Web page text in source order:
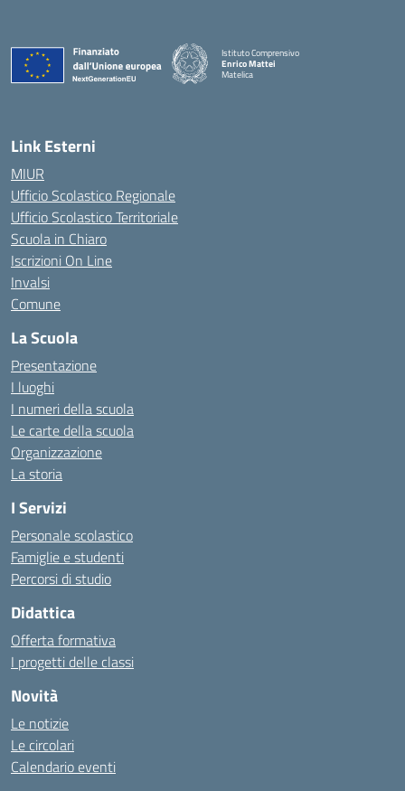
Istituto Comprensivo
Enrico Mattei
Matelica
Link Esterni
MIUR
Ufficio Scolastico Regionale
Ufficio Scolastico Territoriale
Scuola in Chiaro
Iscrizioni On Line
Invalsi
Comune
La Scuola
Presentazione
I luoghi
I numeri della scuola
Le carte della scuola
Organizzazione
La storia
I Servizi
Personale scolastico
Famiglie e studenti
Percorsi di studio
Didattica
Offerta formativa
I progetti delle classi
Novità
Le notizie
Le circolari
Calendario eventi